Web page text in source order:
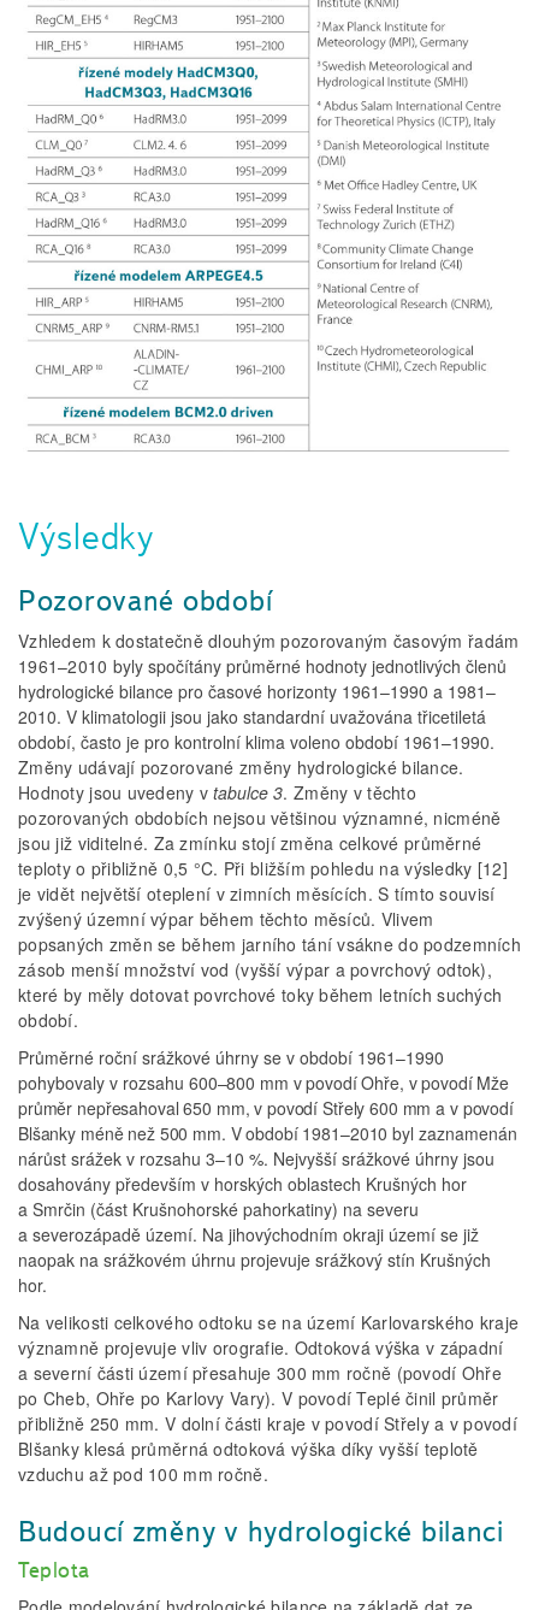
Výsledky
Pozorované období
Vzhledem k dostatečně dlouhým pozorovaným časovým řadám
1961–2010 byly spočítány průměrné hodnoty jednotlivých členů
hydrologické bilance pro časové horizonty 1961–1990 a 1981–
2010. V klimatologii jsou jako standardní uvažována třicetiletá
období, často je pro kontrolní klima voleno období 1961–1990.
Změny udávají pozorované změny hydrologické bilance.
Hodnoty jsou uvedeny vtabulce 3. Změny v těchto
pozorovaných obdobích nejsou většinou významné, nicméně
jsou již viditelné. Za zmínku stojí změna celkové průměrné
teploty o přibližně 0,5 °C. Při bližším pohledu na výsledky [12]
je vidět největší oteplení v zimních měsících. S tímto souvisí
zvýšený územní výpar během těchto měsíců. Vlivem
popsaných změn se během jarního tání vsákne do podzemních
zásob menší množství vod (vyšší výpar a povrchový odtok),
které by měly dotovat povrchové toky během letních suchých
období.
Průměrné roční srážkové úhrny se v období 1961–1990
pohybovaly v rozsahu 600–800 mm v povodí Ohře, v povodí Mže
průměr nepřesahoval 650 mm, v povodí Střely 600 mm a v povodí
Blšanky méně než 500 mm. V období 1981–2010 byl zaznamenán
nárůst srážek v rozsahu 3–10 %. Nejvyšší srážkové úhrny jsou
dosahovány především v horských oblastech Krušných hor
a Smrčin (část Krušnohorské pahorkatiny) na severu
a severozápadě území. Na jihovýchodním okraji území se již
naopak na srážkovém úhrnu projevuje srážkový stín Krušných
hor.
Na velikosti celkového odtoku se na území Karlovarského kraje
významně projevuje vliv orografie. Odtoková výška v západní
a severní části území přesahuje 300 mm ročně (povodí Ohře
po Cheb, Ohře po Karlovy Vary). V povodí Teplé činil průměr
přibližně 250 mm. V dolní části kraje v povodí Střely a v povodí
Blšanky klesá průměrná odtoková výška díky vyšší teplotě
vzduchu až pod 100 mm ročně.
Budoucí změny v hydrologické bilanci
Teplota